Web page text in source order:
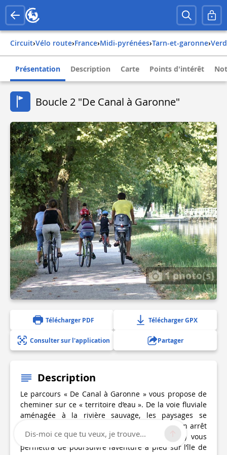
Circuit› Vélo route› france› midi-pyrénées› tarn-et-garonne›
Présentation Description Carte Points d'intérêt
Boucle 2 "De Canal à Garonne"
1 photo(s)
Télécharger PDF Télécharger GPX
Consulter sur l'application Partager
Description
Le parcours « De Canal à Garonne » vous propose de
cheminer sur ce « territoire d’eau ». De la voie fluviale
aménagée à la rivière sauvage, les paysages se
déclinent au fil de l’eau. Envie d’une pause ? Un arrêt
au Parc de Garonne (à Verdun sur Garonne) vous
permettra de poursuivre l’aventure à pied sur l’île de
Dis-moi ce que tu veux, je trouve...